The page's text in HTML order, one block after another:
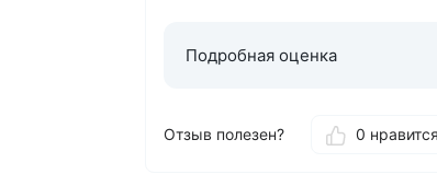
Подробная оценка
Отзыв полезен? 0 нравится